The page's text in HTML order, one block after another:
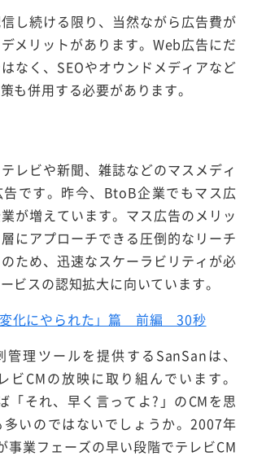
し続ける限り、当然ながら広告費が
メリットがあります。Web広告にだ
なく、SEOやオウンドメディアなど
も併用する必要があります。
レビや新聞、雑誌などのマスメディ
告です。昨今、BtoB企業でもマス広
が増えています。マス広告のメリッ
にアプローチできる圧倒的なリーチ
ため、迅速なスケーラビリティが必
ビスの認知拡大に向いています。
化にやられた」篇 前編 30秒
理ツールを提供するSanSanは、
ビCMの放映に取り組んでいます。
「それ、早く言ってよ?」のCMを思
多いのではないでしょうか。2007年
事業フェーズの早い段階でテレビCM